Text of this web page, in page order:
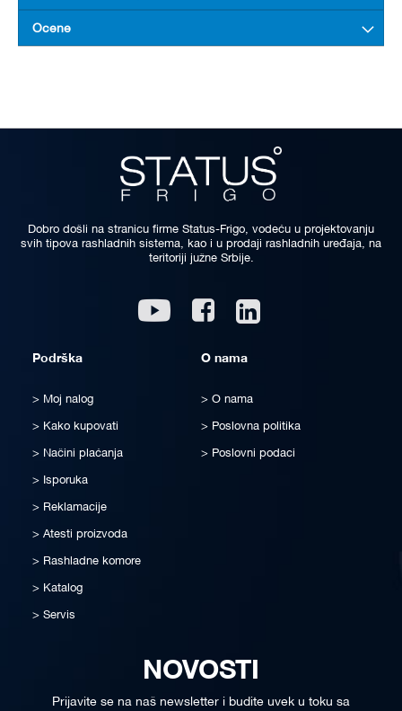
Ocene
Dobro došli na stranicu firme Status-Frigo, vodeću u projektovanju
svih tipova rashladnih sistema, kao i u prodaji rashladnih uređaja, na
teritoriji južne Srbije.
Youtube Facebook
Podrška
Moj nalog
Kako kupovati
Načini plaćanja
Isporuka
Reklamacije
Atesti proizvoda
Rashladne komore
Katalog
Servis
O nama
O nama
Poslovna politika
Poslovni podaci
NOVOSTI
Prijavite se na naš newsletter i budite uvek u toku sa